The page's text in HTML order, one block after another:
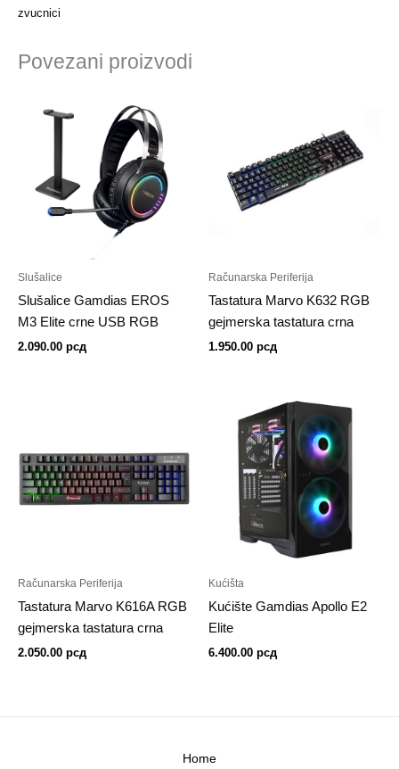
zvucnici
Povezani proizvodi
Slušalice
Slušalice Gamdias EROS
M3 Elite crne USB RGB
2.090.00 рсд
Računarska Periferija
Tastatura Marvo K632 RGB
gejmerska tastatura crna
1.950.00 рсд
Računarska Periferija
Tastatura Marvo K616A RGB
gejmerska tastatura crna
2.050.00 рсд
Kućišta
Kućište Gamdias Apollo E2
Elite
6.400.00 рсд
Home